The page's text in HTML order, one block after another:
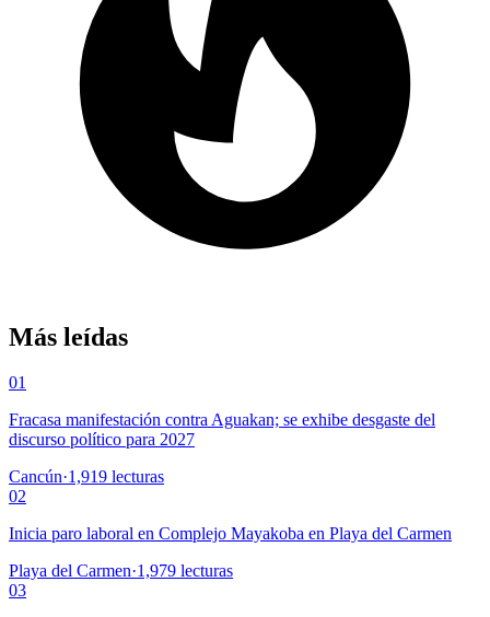
Más leídas
01
Fracasa manifestación contra Aguakan; se exhibe desgaste del
discurso político para 2027
Cancún·1,919 lecturas
02
Inicia paro laboral en Complejo Mayakoba en Playa del Carmen
Playa del Carmen·1,979 lecturas
03